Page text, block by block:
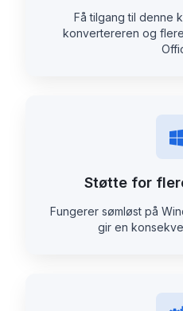
Få tilgang til denne
konvertereren og
Støtte for
Fungerer sømløst på
gir en